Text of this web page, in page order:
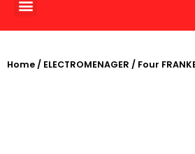
Home / ELECTROMENAGER / Four